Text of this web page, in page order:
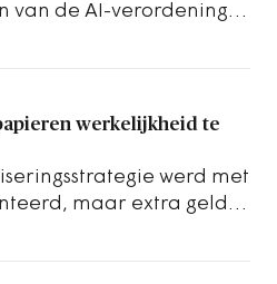
van de AI-verordening
voor de AP.
werkelijkheid te
werd met
maar extra geld